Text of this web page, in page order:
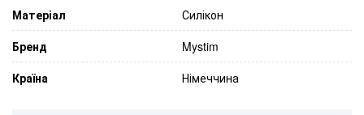
Матеріал
Силікон
Бренд
Mystim
Країна
Німеччина